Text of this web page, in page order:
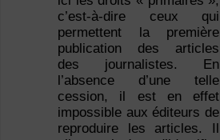
c’est-à-dire ceux qui
permettent la première
publication des articles
des journalistes. En
l’absence d’une telle
cession, il est en effet
impossible aux éditeurs de
reproduire les articles. Il